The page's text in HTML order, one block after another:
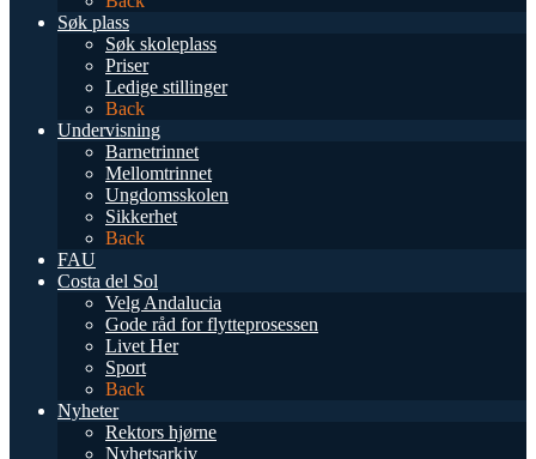
Søk plass
Søk skoleplass
Priser
Ledige stillinger
Back
Undervisning
Barnetrinnet
Mellomtrinnet
Ungdomsskolen
Sikkerhet
Back
FAU
Costa del Sol
Velg Andalucia
Gode råd for flytteprosessen
Livet Her
Sport
Back
Nyheter
Rektors hjørne
Nyhetsarkiv